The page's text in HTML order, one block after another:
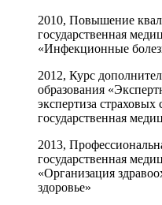
2010, Повышение
государственная
«Инфекционные
2012, Курс
образования
экспертиза
государственная
2013,
государственная
«Организация
здоровье»